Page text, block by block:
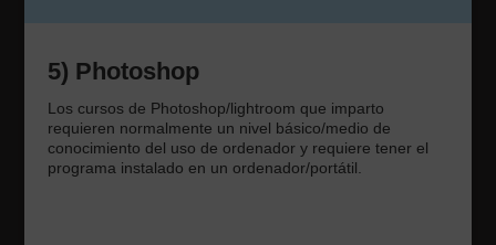
5) Photoshop
Los cursos de Photoshop/lightroom que imparto
requieren normalmente un nivel básico/medio de
conocimiento del uso de ordenador y requiere tener el
programa instalado en un ordenador/portátil.